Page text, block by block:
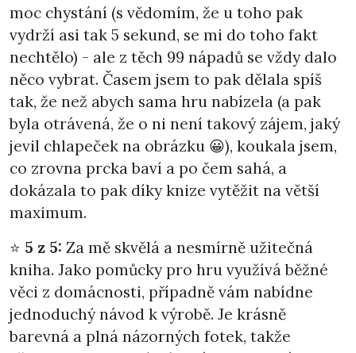
moc chystání (s vědomím, že u toho pak
vydrží asi tak 5 sekund, se mi do toho fakt
nechtělo) - ale z těch 99 nápadů se vždy dalo
něco vybrat. Časem jsem to pak dělala spíš
tak, že než abych sama hru nabízela (a pak
byla otrávená, že o ni není takový zájem, jaký
jevil chlapeček na obrázku 😀), koukala jsem,
co zrovna prcka baví a po čem sahá, a
dokázala to pak díky knize vytěžit na větší
maximum.
⭐ 5 z 5: Za mě skvělá a nesmírně užitečná
kniha. Jako pomůcky pro hru využívá běžné
věci z domácnosti, případně vám nabídne
jednoduchý návod k výrobě. Je krásně
barevná a plná názorných fotek, takže